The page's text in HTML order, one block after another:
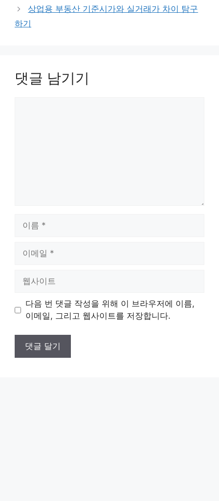
상업용 부동산 기준시가와 실거래가 차이 탐구
하기
댓글 남기기
트
다음 번 댓글 작성을 위해 이 브라우저에 이름,
이메일, 그리고 웹사이트를 저장합니다.